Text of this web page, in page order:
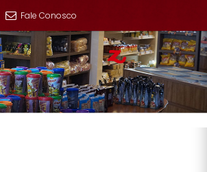
Fale Conosco